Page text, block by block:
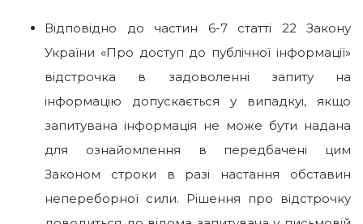
Відповідно до частин 6-7 статті 22 Закону
України «Про доступ до публічної інформації»
відстрочка в задоволенні запиту на
інформацію допускається у випадкуі, якщо
запитувана інформація не може бути надана
для ознайомлення в передбачені цим
Законом строки в разі настання обставин
непереборної сили. Рішення про відстрочку